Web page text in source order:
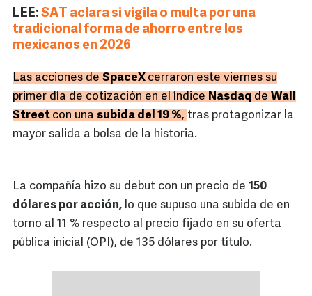
LEE: SAT aclara si vigila o multa por una
tradicional forma de ahorro entre los
mexicanos en 2026
Las acciones de SpaceX cerraron este viernes su
primer día de cotización en el índice Nasdaq de Wall
Street con una subida del 19 %, tras protagonizar la
mayor salida a bolsa de la historia.
La compañía hizo su debut con un precio de 150
dólares por acción, lo que supuso una subida de en
torno al 11 % respecto al precio fijado en su oferta
pública inicial (OPI), de 135 dólares por título.